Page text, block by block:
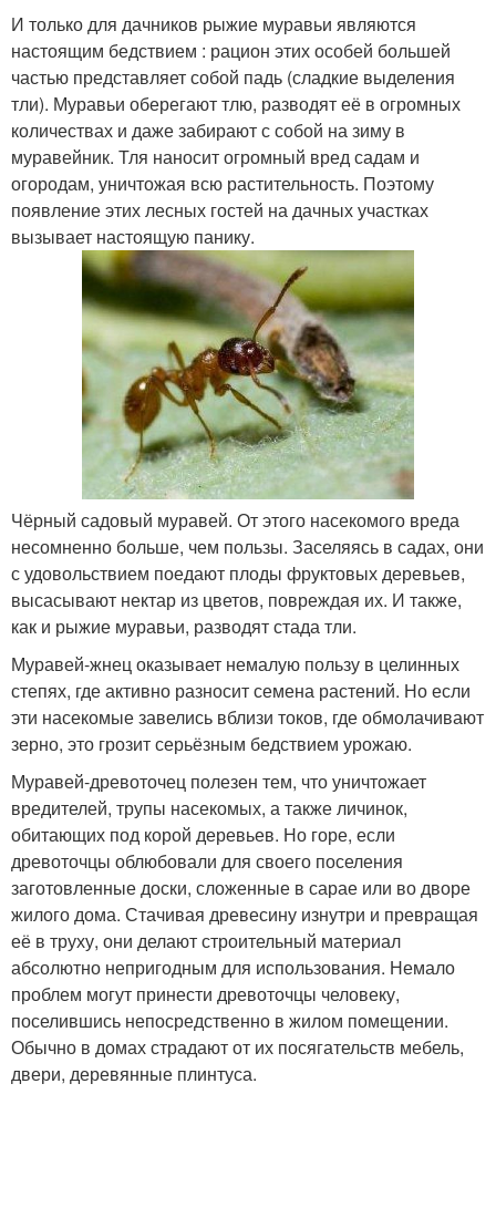
И только для дачников рыжие муравьи являются
настоящим бедствием : рацион этих особей большей
частью представляет собой падь (сладкие выделения
тли). Муравьи оберегают тлю, разводят её в огромных
количествах и даже забирают с собой на зиму в
муравейник. Тля наносит огромный вред садам и
огородам, уничтожая всю растительность. Поэтому
появление этих лесных гостей на дачных участках
вызывает настоящую панику.
Чёрный садовый муравей. От этого насекомого вреда
несомненно больше, чем пользы. Заселяясь в садах, они
с удовольствием поедают плоды фруктовых деревьев,
высасывают нектар из цветов, повреждая их. И также,
как и рыжие муравьи, разводят стада тли.
Муравей-жнец оказывает немалую пользу в целинных
степях, где активно разносит семена растений. Но если
эти насекомые завелись вблизи токов, где обмолачивают
зерно, это грозит серьёзным бедствием урожаю.
Муравей-древоточец полезен тем, что уничтожает
вредителей, трупы насекомых, а также личинок,
обитающих под корой деревьев. Но горе, если
древоточцы облюбовали для своего поселения
заготовленные доски, сложенные в сарае или во дворе
жилого дома. Стачивая древесину изнутри и превращая
её в труху, они делают строительный материал
абсолютно непригодным для использования. Немало
проблем могут принести древоточцы человеку,
поселившись непосредственно в жилом помещении.
Обычно в домах страдают от их посягательств мебель,
двери, деревянные плинтуса.